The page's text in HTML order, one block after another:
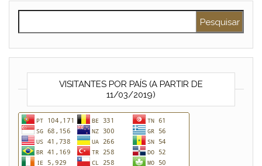
VISITANTES POR PAÍS (A PARTIR DE
11/03/2019)